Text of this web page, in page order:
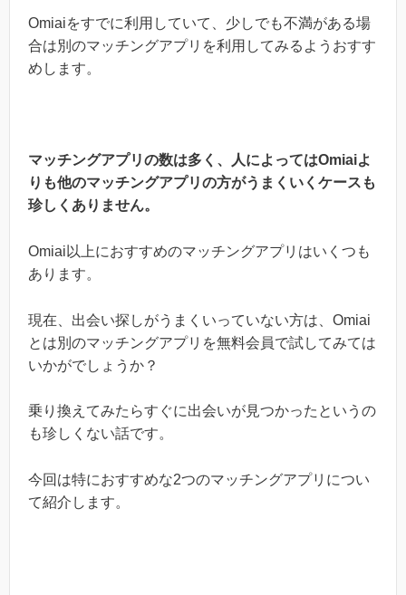
Omiaiをすでに利用していて、少しでも不満がある場
合は別のマッチングアプリを利用してみるようおすす
めします。
マッチングアプリの数は多く、人によってはOmiaiよ
りも他のマッチングアプリの方がうまくいくケースも
珍しくありません。
Omiai以上におすすめのマッチングアプリはいくつも
あります。
現在、出会い探しがうまくいっていない方は、Omiai
とは別のマッチングアプリを無料会員で試してみては
いかがでしょうか？
乗り換えてみたらすぐに出会いが見つかったというの
も珍しくない話です。
今回は特におすすめな2つのマッチングアプリについ
て紹介します。